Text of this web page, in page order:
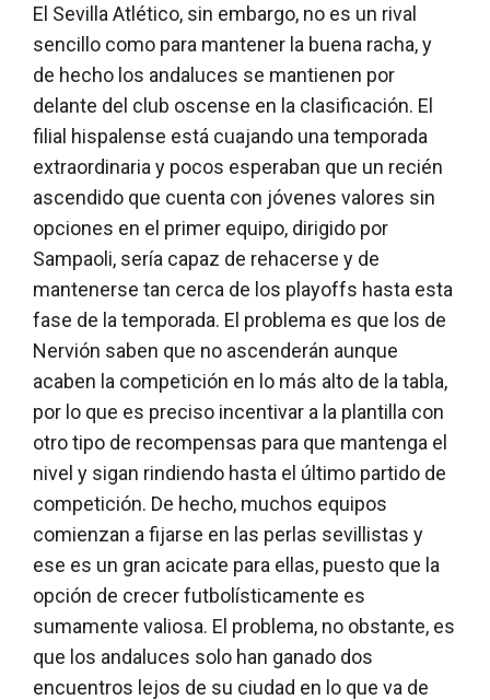
El Sevilla Atlético, sin embargo, no es un rival
sencillo como para mantener la buena racha, y
de hecho los andaluces se mantienen por
delante del club oscense en la clasificación. El
filial hispalense está cuajando una temporada
extraordinaria y pocos esperaban que un recién
ascendido que cuenta con jóvenes valores sin
opciones en el primer equipo, dirigido por
Sampaoli, sería capaz de rehacerse y de
mantenerse tan cerca de los playoffs hasta esta
fase de la temporada. El problema es que los de
Nervión saben que no ascenderán aunque
acaben la competición en lo más alto de la tabla,
por lo que es preciso incentivar a la plantilla con
otro tipo de recompensas para que mantenga el
nivel y sigan rindiendo hasta el último partido de
competición. De hecho, muchos equipos
comienzan a fijarse en las perlas sevillistas y
ese es un gran acicate para ellas, puesto que la
opción de crecer futbolísticamente es
sumamente valiosa. El problema, no obstante, es
que los andaluces solo han ganado dos
encuentros lejos de su ciudad en lo que va de